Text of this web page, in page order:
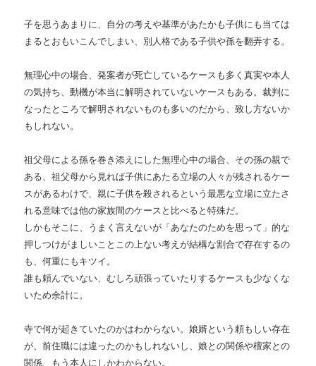
子を思うあまりに、自分の考えや基準があたかも子供にも当ては
まるとおもいこんでしまい、別人格である子供や孫を翻弄する。
無理心中の場合、発案者が死亡しているケースも多く真実や本人
の気持ち、動機が本当に解明されていないケースもある。裁判に
なったところで解明されないものも多いのだから、致し方ないか
もしれない。
祖父母による孫を巻き添えにした無理心中の場合、その孫の親で
ある、祖父母から見れば子供にあたる立場の人々が残されるケー
スがあるわけで、親に子供を殺されるという最悪な立場に立たさ
れる意味では他の家族間のケースと比べると特殊だ。
しかもそこに、うまく言えないが「あなたのためを思って」的な
押しつけがましいことこの上ない考えが結構な割合で存在するの
も、何重にもキツイ。
誰も頼んでいない、むしろ頑張っていたりするケースも少なくな
いため余計に。
寺で何が起きていたのかはわからない。娘婿という頼もしい存在
が、前住職には違ったのかもしれないし、娘との関係や檀家との
関係、もう本人にしかわからない。